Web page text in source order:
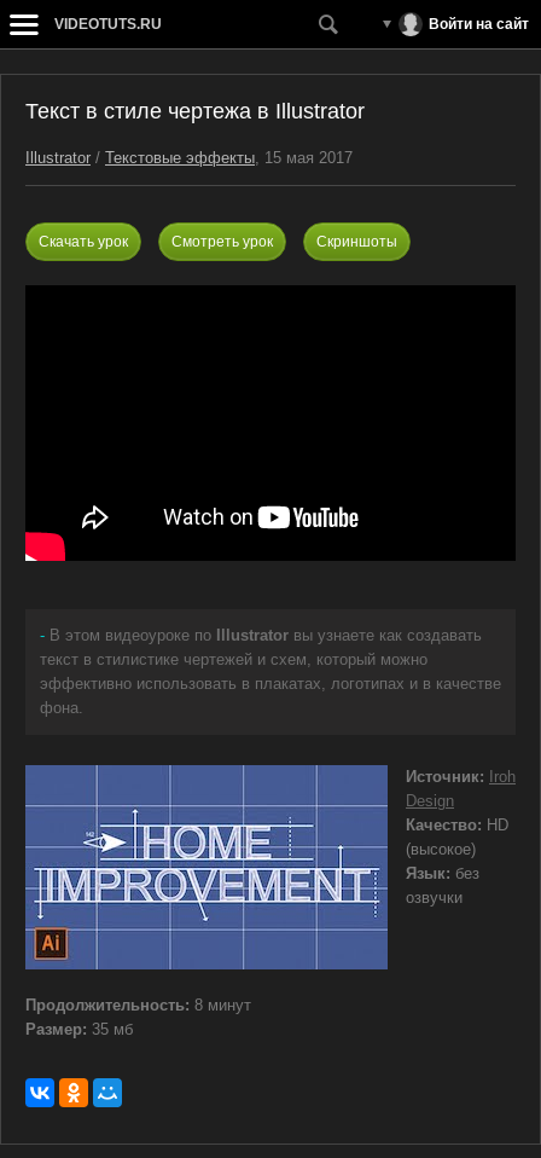
VIDEOTUTS.RU Войти на сайт
Текст в стиле чертежа в Illustrator
Illustrator / Текстовые эффекты, 15 мая 2017
Скачать урок Смотреть урок Скриншоты
- В этом видеоуроке по Illustrator вы узнаете как создавать
текст в стилистике чертежей и схем, который можно
эффективно использовать в плакатах, логотипах и в качестве
фона.
Источник:
Iroh
Design
Качество: HD
(высокое)
Язык: без
озвучки
Продолжительность: 8 минут
Размер: 35 мб